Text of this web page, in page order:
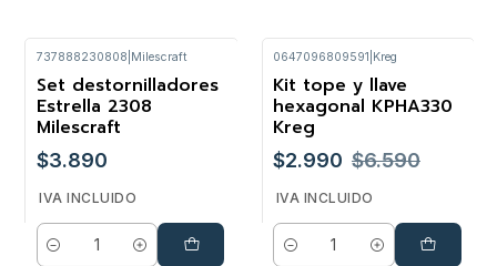
737888230808 Milescraft
Set destornilladores
Estrella 2308
Milescraft
$3.890
IVA INCLUIDO
Cantidad
-55%
0647096809591 Kreg
Kit tope y llave
hexagonal KPHA330
Kreg
$2.990 $6.590
IVA INCLUIDO
Cantidad